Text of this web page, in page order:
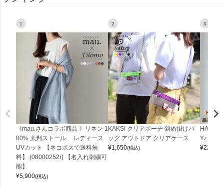
1
《mau.さんコラボ商品 》リネン 1
00% 大判ストール レディース
UVカット 【ネコポスで送料無
料】 (08000252r) 【名入れ刺繍可
能】
¥5,900(税込)
2
KAKSI クリアポーチ 斜め掛けバ
ッグ アウトドア クリアケース
¥1,650(税込)
3
Yバッグ
¥22,000